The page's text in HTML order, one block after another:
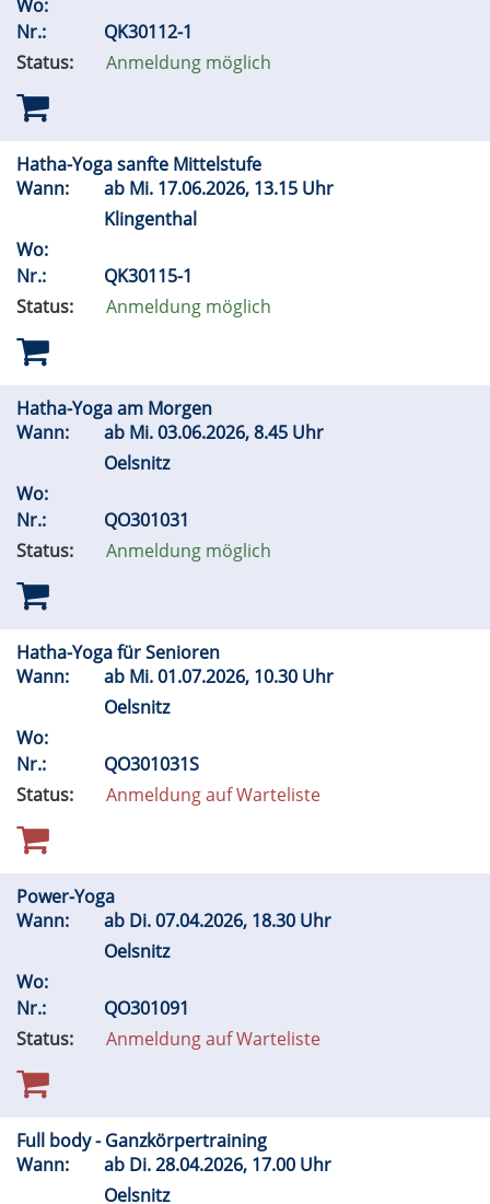
Wo:
Nr.:
QK30112-1
Status:
Anmeldung möglich
Hatha-Yoga sanfte Mittelstufe
Wann:
ab Mi. 17.06.2026, 13.15 Uhr
Klingenthal
Wo:
Nr.:
QK30115-1
Status:
Anmeldung möglich
Hatha-Yoga am Morgen
Wann:
ab Mi.03.06.2026, 8.45 Uhr
Oelsnitz
Wo:
Nr.:
QO301031
Status:
Anmeldung möglich
Hatha-Yoga für Senioren
Wann:
ab Mi.01.07.2026, 10.30 Uhr
Oelsnitz
Wo:
Nr.:
QO301031S
Status:
Anmeldung auf Warteliste
Power-Yoga
Wann:
ab Di.07.04.2026, 18.30 Uhr
Oelsnitz
Wo:
Nr.:
QO301091
Status:
Anmeldung auf Warteliste
Full body - Ganzkörpertraining
Wann:
ab Di.28.04.2026, 17.00 Uhr
Oelsnitz